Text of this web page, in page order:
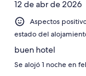
Normal
Mediocre
de
Horrible
12 de abr de 2026
Aspectos
estado del
buen hotel
Se alojó 1 noche en